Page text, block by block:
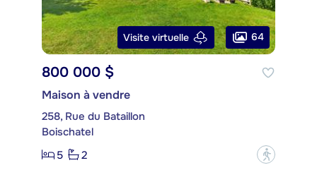
Visite virtuelle 64
800 000 $
Maison à vendre
258, Rue du Bataillon
Boischatel
5
2 ?